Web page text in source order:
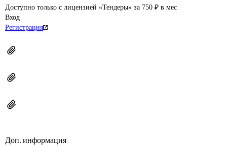
Доступно только с лицензией «Тендеры» за 750 ₽ в мес
Вход
Регистрация
Доп. информация